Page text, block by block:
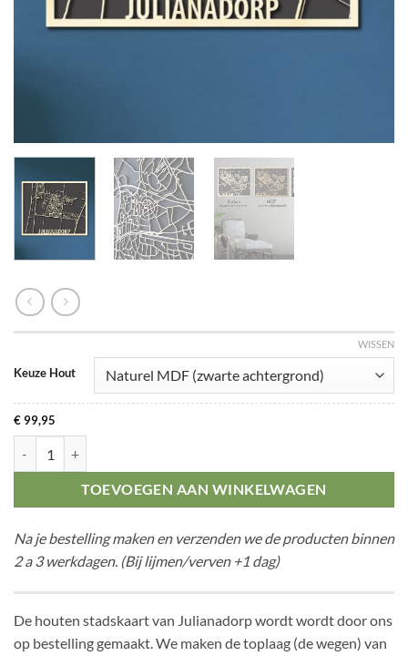
Keuze Hout
WISSEN
€99,95
TOEVOEGEN AAN WINKELWAGEN
Na je bestelling maken en verzenden we de producten binnen
2 a 3 werkdagen. (Bij lijmen/verven +1 dag)
De houten stadskaart van Julianadorp wordt wordt door ons
op bestelling gemaakt. We maken de toplaag (de wegen) van